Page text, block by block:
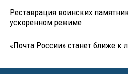
Реставрация воинских
ускоренном режиме
«Почта России» станет ближе к